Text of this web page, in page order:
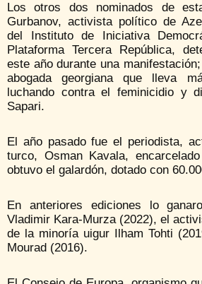
Los otros dos nominados de
Gurbanov, activista político de
del Instituto de Iniciativa
Plataforma Tercera República,
este año durante una
abogada georgiana que lleva
luchando contra el feminicidio y
Sapari.
El año pasado fue el periodista,
turco, Osman Kavala,
obtuvo el galardón, dotado con
En anteriores ediciones lo
Vladimir Kara-Murza (2022), el
de la minoría uigur Ilham Tohti
Mourad (2016).